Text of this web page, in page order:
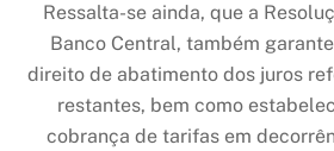
Ressalta-se ainda, que a
Banco Central, também
direito de abatimento dos juros
restantes, bem como
cobrança de tarifas em